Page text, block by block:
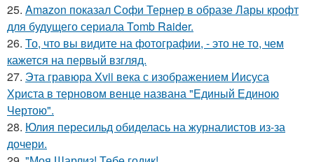
25. Amazon показал Софи Тернер в образе Лары крофт
для будущего сериала Tomb Raider.
26. То, что вы видите на фотографии, - это не то, чем
кажется на первый взгляд.
27. Эта гравюра Xvii века с изображением Иисуса
Христа в терновом венце названа "Единый Единою
Чертою".
28. Юлия пересильд обиделась на журналистов из-за
дочери.